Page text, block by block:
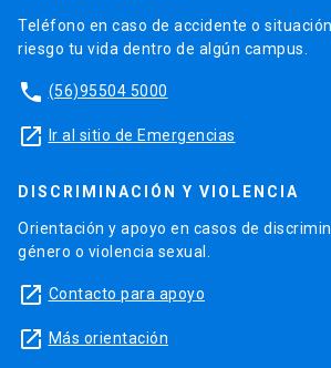
Teléfono en caso de accidente o
riesgo tu vida dentro de algún campus.
phone (56)95504 5000
launch Ir al sitio de Emergencias
DISCRIMINACIÓN Y VIOLENCIA
Orientación y apoyo en casos de
género o violencia sexual.
launch Contacto para apoyo
launch Más orientación